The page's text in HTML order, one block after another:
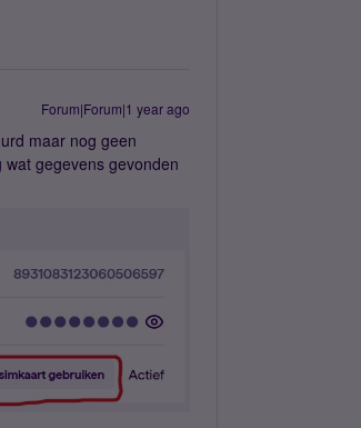
Forum|Forum|1 year ago
maar nog geen
gegevens gevonden